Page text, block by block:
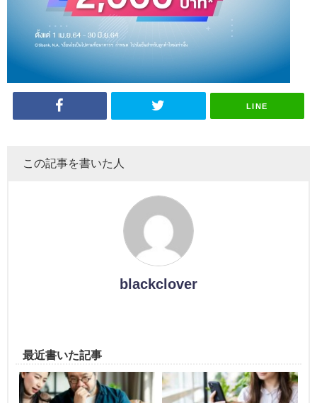
LINE
この記事を書いた人
blackclover
最近書いた記事